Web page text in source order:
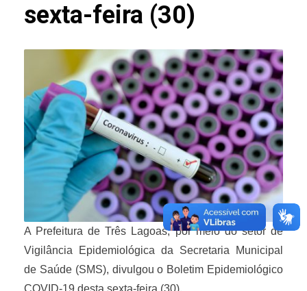
sexta-feira (30)
A Prefeitura de Três Lagoas, por meio do setor de
Vigilância Epidemiológica da Secretaria Municipal
de Saúde (SMS), divulgou o Boletim Epidemiológico